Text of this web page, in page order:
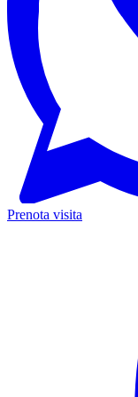
Prenota visita